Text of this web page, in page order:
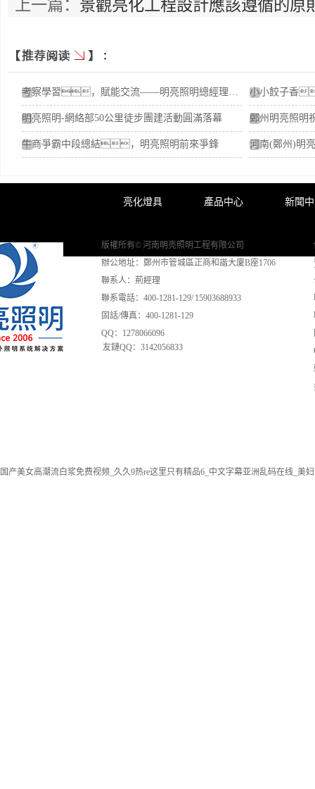
上一篇： 景觀亮化工程設計應該遵循的原
考察學習，賦能交流——明亮照明總經理荊明慧蓄勢賦能進行時
明亮照明-網絡部50公里徒步團建活動圓滿落幕
牛商爭霸中段總結，明亮照明前來爭鋒
亮化燈具 產品中心 新聞
版權所有© 河南明亮照明工程有限公司
辦公地址：鄭州市管城區正商和諧大廈B座1706
聯系人：荊經理
聯系電話：400-1281-129/ 15903688933
固話/傳真：400-1281-129
QQ：1278066096
友鏈QQ：3142056833
国产美女高潮流白浆免费视频_久久9热re这里只有精品6_中文字幕亚洲乱码在线_美